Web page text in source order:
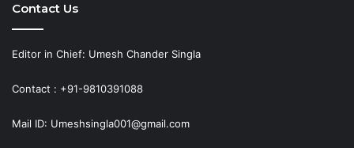
Contact Us
Editor in Chief: Umesh Chander Singla
Contact : +91-9810391088
Mail ID: Umeshsingla001@gmail.com